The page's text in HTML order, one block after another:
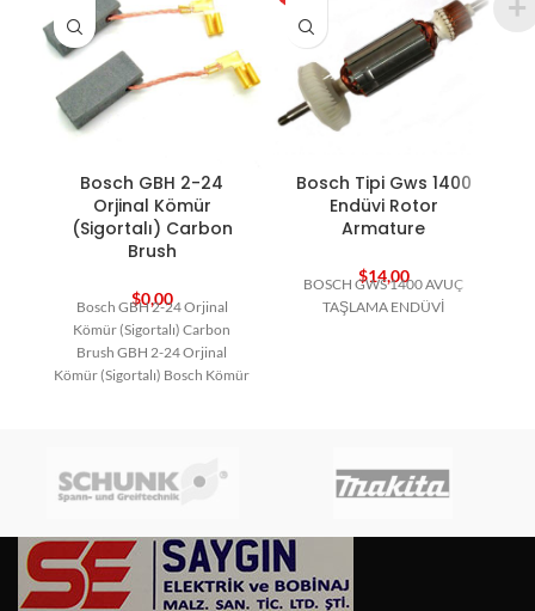
Bosch GBH 2-24
Orjinal Kömür
(Sigortalı) Carbon
Brush
$0,00
Bosch GBH 2-24 Orjinal
Kömür (Sigortalı) Carbon
Brush GBH 2-24 Orjinal
Kömür (Sigortalı) Bosch Kömür
Bosch Tipi Gws 1400
Endüvi Rotor
Armature
$14,00
BOSCH GWS 1400 AVUÇ
TAŞLAMA ENDÜVİ